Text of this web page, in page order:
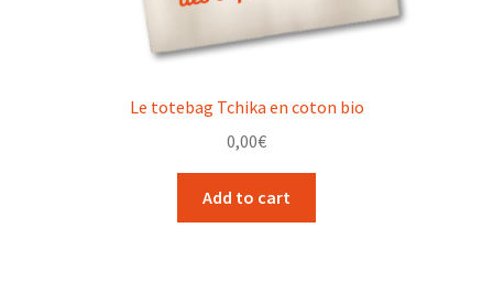
Le totebag Tchika en coton bio
0,00€
Add to cart